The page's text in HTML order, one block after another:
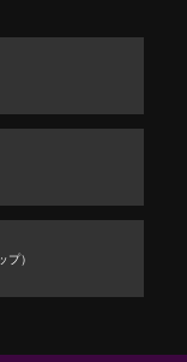
プ）